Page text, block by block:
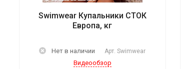
Swimwear Купальники СТОК
Европа, кг
Нет в наличии Арт.Swimwear
Видеообзор